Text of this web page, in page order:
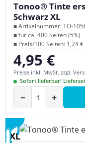
Tonoo® Tinte
Schwarz XL
■ Artikelnummer: TO-
■ für ca. 400 Seiten (5%)
■ Preis/100 Seiten: 1,24 €
Regulärer Preis:
4,95 €
Preise inkl. MwSt. zzgl.
Sofort lieferbar!
− +
XL